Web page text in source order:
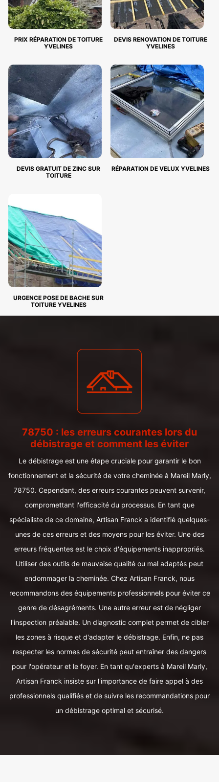
PRIX RÉPARATION DE TOITURE
YVELINES
DEVIS RENOVATION DE TOITURE
YVELINES
DEVIS GRATUIT DE ZINC SUR
TOITURE
RÉPARATION DE VELUX YVELINES
URGENCE POSE DE BACHE SUR
TOITURE YVELINES
78750 : les erreurs courantes lors du
débistrage et comment les éviter
Le débistrage est une étape cruciale pour garantir le bon
fonctionnement et la sécurité de votre cheminée à Mareil Marly,
78750. Cependant, des erreurs courantes peuvent survenir,
compromettant l'efficacité du processus. En tant que
spécialiste de ce domaine, Artisan Franck a identifié quelques-
unes de ces erreurs et des moyens pour les éviter. Une des
erreurs fréquentes est le choix d'équipements inappropriés.
Utiliser des outils de mauvaise qualité ou mal adaptés peut
endommager la cheminée. Chez Artisan Franck, nous
recommandons des équipements professionnels pour éviter ce
genre de désagréments. Une autre erreur est de négliger
l'inspection préalable. Un diagnostic complet permet de cibler
les zones à risque et d'adapter le débistrage. Enfin, ne pas
respecter les normes de sécurité peut entraîner des dangers
pour l'opérateur et le foyer. En tant qu'experts à Mareil Marly,
Artisan Franck insiste sur l'importance de faire appel à des
professionnels qualifiés et de suivre les recommandations pour
un débistrage optimal et sécurisé.